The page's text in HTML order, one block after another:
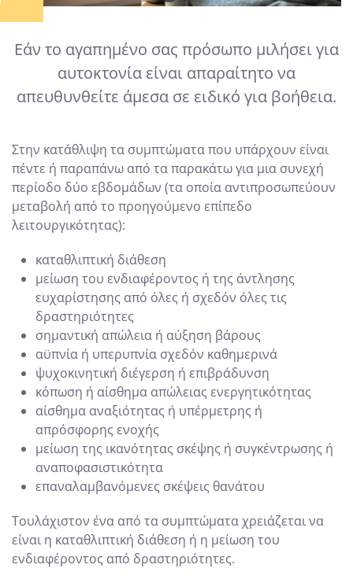
Εάν το αγαπημένο σας πρόσωπο μιλήσει για
αυτοκτονία είναι απαραίτητο να
απευθυνθείτε άμεσα σε ειδικό για βοήθεια.
Στην κατάθλιψη τα συμπτώματα που υπάρχουν είναι
πέντε ή παραπάνω από τα παρακάτω για μια συνεχή
περίοδο δύο εβδομάδων (τα οποία αντιπροσωπεύουν
μεταβολή από το προηγούμενο επίπεδο
λειτουργικότητας):
καταθλιπτική διάθεση
μείωση του ενδιαφέροντος ή της άντλησης
ευχαρίστησης από όλες ή σχεδόν όλες τις
δραστηριότητες
σημαντική απώλεια ή αύξηση βάρους
αϋπνία ή υπερυπνία σχεδόν καθημερινά
ψυχοκινητική διέγερση ή επιβράδυνση
κόπωση ή αίσθημα απώλειας ενεργητικότητας
αίσθημα αναξιότητας ή υπέρμετρης ή
απρόσφορης ενοχής
μείωση της ικανότητας σκέψης ή συγκέντρωσης ή
αναποφασιστικότητα
επαναλαμβανόμενες σκέψεις θανάτου
Τουλάχιστον ένα από τα συμπτώματα χρειάζεται να
είναι η καταθλιπτική διάθεση ή η μείωση του
ενδιαφέροντος από δραστηριότητες.